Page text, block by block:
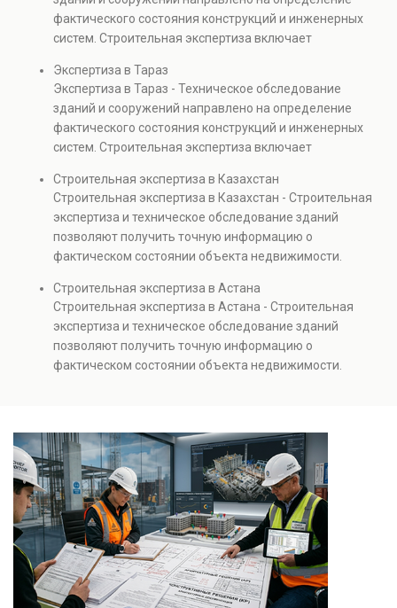
недвижимости, капитальном ремонте и реконструкции
объектов, а также при судебных разбирательствах и
технических проверках.
фактического состояния конструкций и инженерных
систем. Строительная экспертиза включает
элементов и оценку эксплуатационной безопасности.
Услуга востребована при покупке недвижимости,
капитальном ремонте и реконструкции объектов, а
также при судебных разбирательствах и технических
проверках.
Экспертиза в Тараз
Экспертиза в Тараз - Техническое обследование
зданий и сооружений направлено на определение
фактического состояния конструкций и инженерных
систем. Строительная экспертиза включает
элементов и оценку эксплуатационной безопасности.
Услуга востребована при покупке недвижимости,
капитальном ремонте и реконструкции объектов, а
также при судебных разбирательствах и технических
проверках.
Строительная экспертиза в Казахстан
Строительная экспертиза в Казахстан - Строительная
экспертиза и техническое обследование зданий
позволяют получить точную информацию о
фактическом состоянии объекта недвижимости.
инженерных систем с выявлением скрытых дефектов
и нарушений. Услуга используется для проверки
качества строительства, подготовки к реконструкции,
оценки рисков и судебных разбирательств.
Результатом является официальное техническое
Строительная экспертиза в Астана
Строительная экспертиза в Астана - Строительная
экспертиза и техническое обследование зданий
позволяют получить точную информацию о
фактическом состоянии объекта недвижимости.
качества строительства, подготовки к реконструкции,
оценки рисков и судебных разбирательств.
Результатом является официальное техническое
заключение, имеющее юридическую силу.